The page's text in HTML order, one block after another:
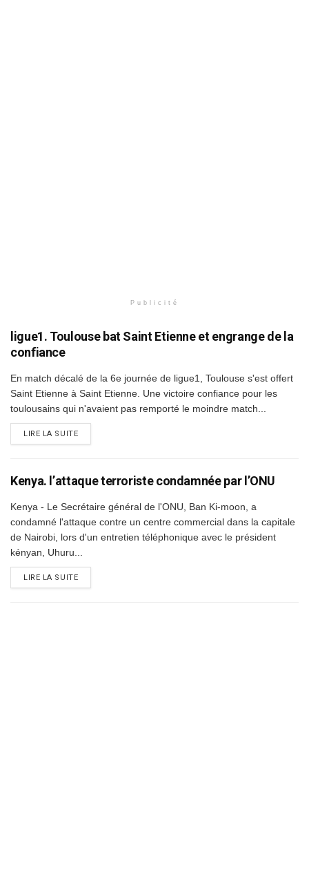
Publicité
ligue1. Toulouse bat Saint Etienne et engrange de la
confiance
En match décalé de la 6e journée de ligue1, Toulouse s'est offert
Saint Etienne à Saint Etienne. Une victoire confiance pour les
toulousains qui n'avaient pas remporté le moindre match...
LIRE LA SUITEDETAILS
Kenya. l’attaque terroriste condamnée par l’ONU
Kenya - Le Secrétaire général de l'ONU, Ban Ki-moon, a
condamné l'attaque contre un centre commercial dans la capitale
de Nairobi, lors d'un entretien téléphonique avec le président
kényan, Uhuru...
LIRE LA SUITEDETAILS